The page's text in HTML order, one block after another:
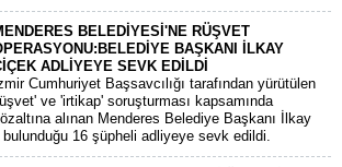
BELEDİYESİ'NE RÜŞVET
BAŞKANI İLKAY
ADLİYEYE SEVK EDİLDİ
Cumhuriyet Başsavcılığı tarafından yürütülen
ve 'irtikap' soruşturması kapsamında
alınan Menderes Belediye Başkanı İlkay
bulunduğu 16 şüpheli adliyeye sevk edildi.